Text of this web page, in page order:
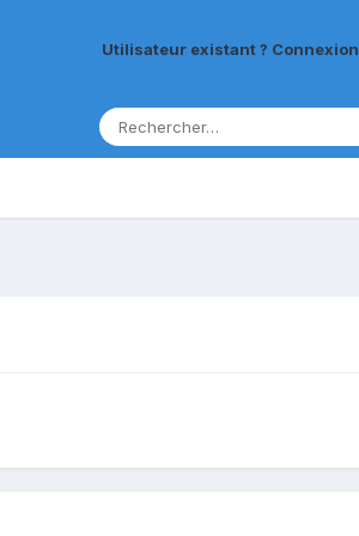
Utilisateur existant ? Connexion